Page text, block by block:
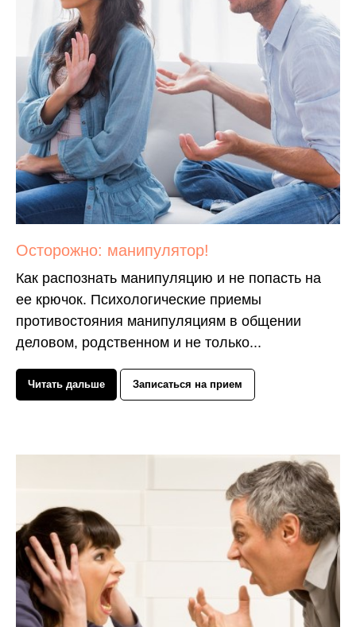
Осторожно: манипулятор!
Как распознать манипуляцию и не попасть на
ее крючок. Психологические приемы
противостояния манипуляциям в общении
деловом, родственном и не только...
Читать дальше Записаться на прием